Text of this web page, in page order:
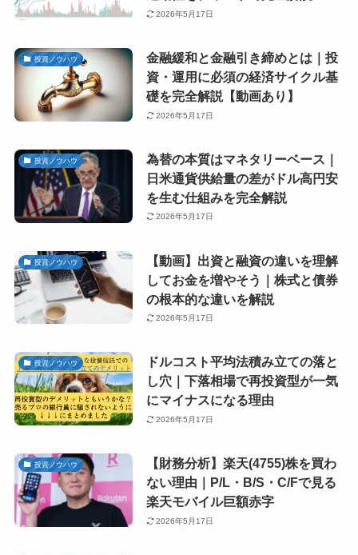
2026年5月17日
投資ノウハウ
金融緩和と金融引き締めとは｜投
資・運用に必須の経済サイクル基
礎を完全解説【動画あり】
2026年5月17日
投資ノウハウ
為替の本質はマネタリーベース｜
日米通貨供給量の差がドル高円安
を生む仕組みを完全解説
2026年5月17日
投資ノウハウ
【動画】出資と融資の違いを理解
してお金を増やそう｜株式と債券
の根本的な違いを解説
2026年5月17日
投資ノウハウ
ドルコスト平均法積み立ての落と
し穴｜下落相場で再投資型が一気
にマイナスになる理由
2026年5月17日
投資ノウハウ
【財務分析】楽天(4755)株を買わ
ない理由｜P/L・B/S・C/Fで見る
楽天モバイル巨額赤字
2026年5月17日